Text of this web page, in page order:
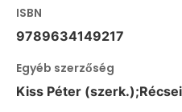
ISBN
9789634149217
Egyéb szerzőség
Kiss Péter